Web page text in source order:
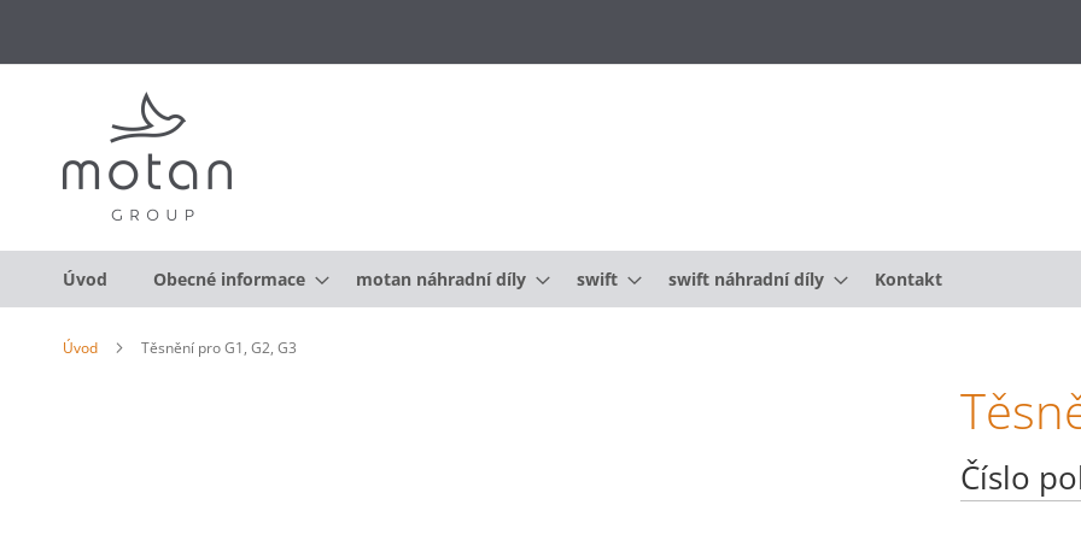
Úvod Obecné informace motan náhradní díly swift swift náhradní díly Kontakt
Úvod Těsnění pro G1, G2, G3
Číslo